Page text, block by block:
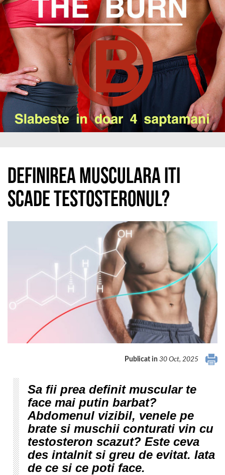
Definirea musculara iti
scade testosteronul?
Publicat in 30 Oct, 2025
Sa fii prea definit muscular te
face mai putin barbat?
Abdomenul vizibil, venele pe
brate si muschii conturati vin cu
testosteron scazut? Este ceva
des intalnit si greu de evitat. Iata
de ce si ce poti face.